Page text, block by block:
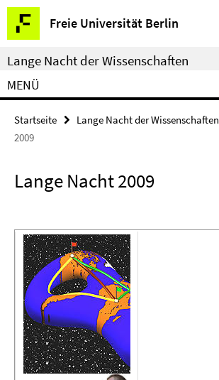
Springe
direkt
zu
Inhalt
Freie Universität Berlin
Service-
Navigation
Lange Nacht der Wissenschaften
MENÜ
Startseite Lange Nacht der Wissenschaften
2009
Lange Nacht 2009